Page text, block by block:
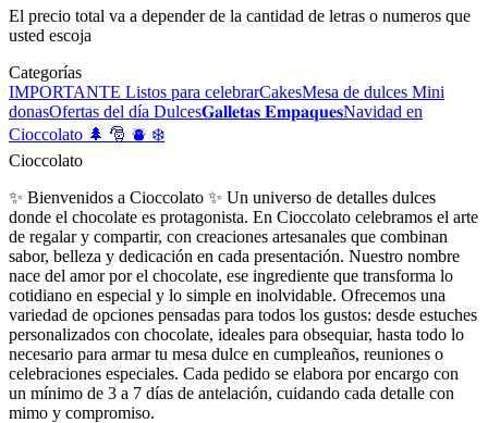
El precio total va a depender de la cantidad de letras o numeros que
usted escoja
Categorías
IMPORTANTE Listos para celebrarCakesMesa de dulces Mini
donasOfertas del día Dulces𝐆𝐚𝐥𝐥𝐞𝐭𝐚𝐬 𝐄𝐦𝐩𝐚𝐪𝐮𝐞𝐬Navidad en
Cioccolato 🌲 🎅 ⛇ ❄
Cioccolato
✨ Bienvenidos a Cioccolato ✨ Un universo de detalles dulces
donde el chocolate es protagonista. En Cioccolato celebramos el arte
de regalar y compartir, con creaciones artesanales que combinan
sabor, belleza y dedicación en cada presentación. Nuestro nombre
nace del amor por el chocolate, ese ingrediente que transforma lo
cotidiano en especial y lo simple en inolvidable. Ofrecemos una
variedad de opciones pensadas para todos los gustos: desde estuches
personalizados con chocolate, ideales para obsequiar, hasta todo lo
necesario para armar tu mesa dulce en cumpleaños, reuniones o
celebraciones especiales. Cada pedido se elabora por encargo con
un mínimo de 3 a 7 días de antelación, cuidando cada detalle con
mimo y compromiso.